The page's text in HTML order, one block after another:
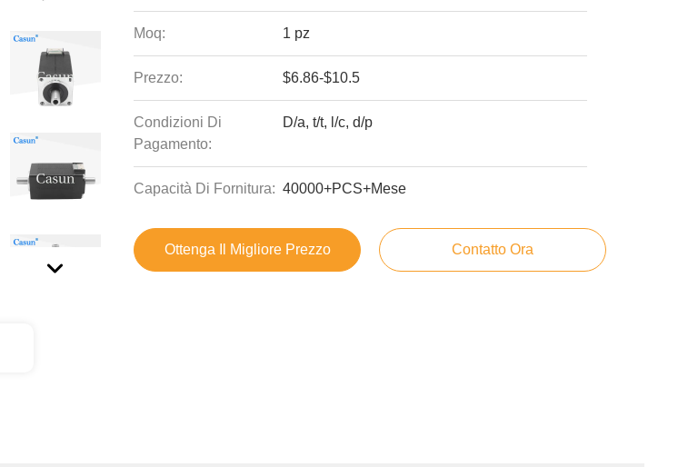
Moq: 1 pz
Prezzo: $6.86-$10.5
Condizioni Di
Pagamento:
D/a, t/t, l/c, d/p
Capacità Di Fornitura: 40000+PCS+Mese
Ottenga Il Migliore Prezzo Contatto Ora